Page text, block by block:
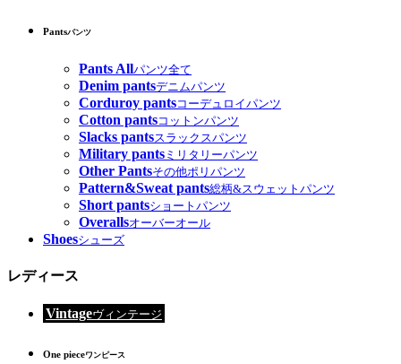
Pantsパンツ
Pants Allパンツ全て
Denim pantsデニムパンツ
Corduroy pantsコーデュロイパンツ
Cotton pantsコットンパンツ
Slacks pantsスラックスパンツ
Military pants ミリタリーパンツ
Other Pantsその他ポリパンツ
Pattern&Sweat pants総柄&スウェットパンツ
Short pantsショートパンツ
Overallsオーバーオール
Shoesシューズ
レディース
Vintageヴィンテージ
One pieceワンピース